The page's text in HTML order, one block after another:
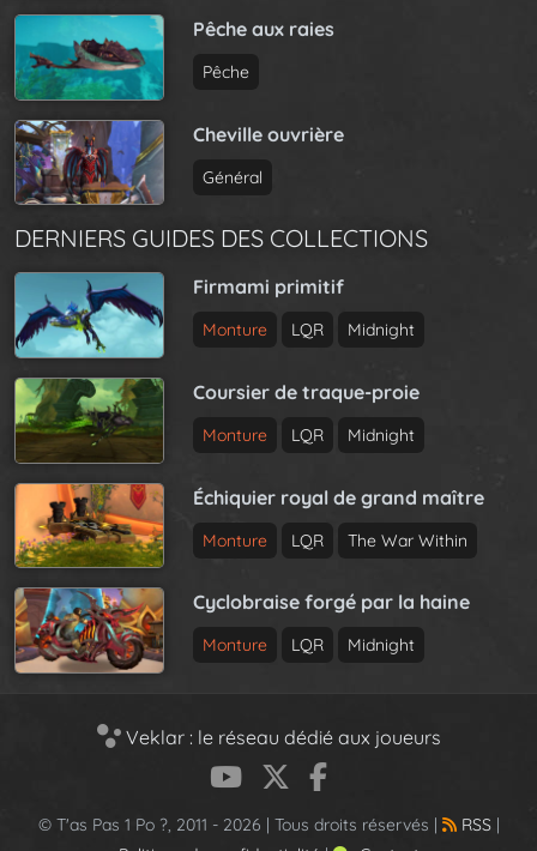
Pêche aux raies
Pêche
Cheville ouvrière
Général
DERNIERS GUIDES DES COLLECTIONS
Firmami primitif
Monture LQR Midnight
Coursier de traque-proie
Monture LQR Midnight
Échiquier royal de grand maître
Monture LQR The War Within
Cyclobraise forgé par la haine
Monture LQR Midnight
Veklar : le réseau dédié aux joueurs
© T'as Pas 1 Po ?, 2011 - 2026 | Tous droits réservés | RSS|